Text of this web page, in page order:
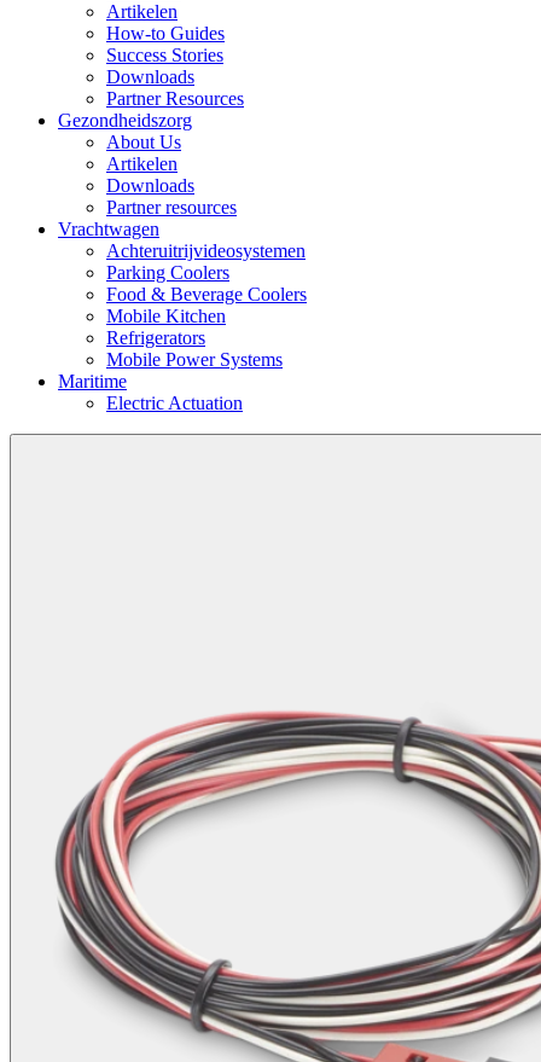
Artikelen
How-to Guides
Success Stories
Downloads
Partner Resources
Gezondheidszorg
About Us
Artikelen
Downloads
Partner resources
Vrachtwagen
Achteruitrijvideosystemen
Parking Coolers
Food & Beverage Coolers
Mobile Kitchen
Refrigerators
Mobile Power Systems
Maritime
Electric Actuation